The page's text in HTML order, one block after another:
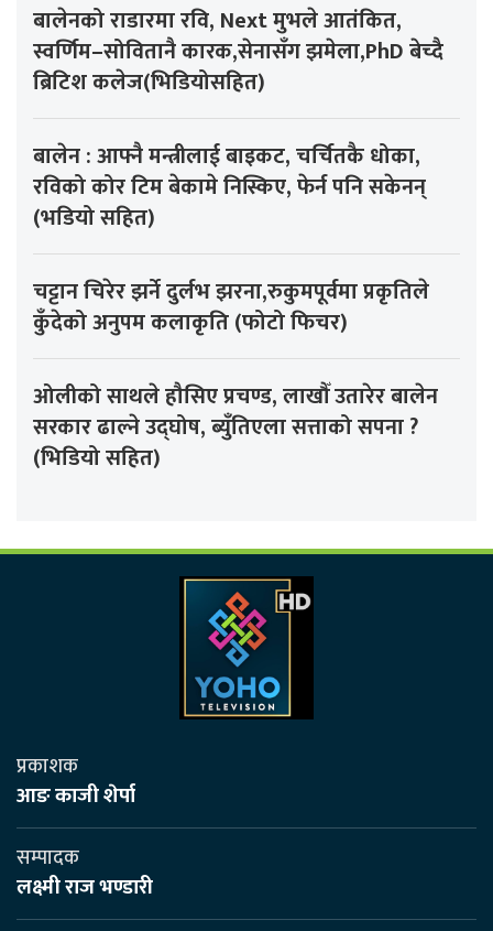
बालेनको राडारमा रवि, Next मुभले आतंकित,
स्वर्णिम–सोवितानै कारक,सेनासँग झमेला,PhD बेच्दै
ब्रिटिश कलेज(भिडियोसहित)
बालेन : आफ्नै मन्त्रीलाई बाइकट, चर्चितकै धोका,
रविको कोर टिम बेकामे निस्किए, फेर्न पनि सकेनन्
(भडियो सहित)
चट्टान चिरेर झर्ने दुर्लभ झरना,रुकुमपूर्वमा प्रकृतिले
कुँदेको अनुपम कलाकृति (फोटो फिचर)
ओलीको साथले हौसिए प्रचण्ड, लाखौँ उतारेर बालेन
सरकार ढाल्ने उद्घोष, ब्युँतिएला सत्ताको सपना ?
(भिडियो सहित)
प्रकाशक
आङ काजी शेर्पा
सम्पादक
लक्ष्मी राज भण्डारी